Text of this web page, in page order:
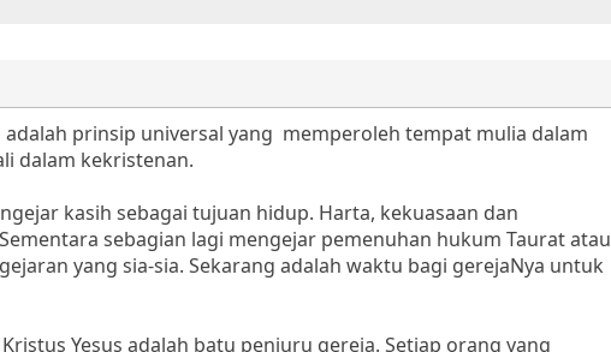
prinsip universal yang memperoleh tempat mulia dalam
dalam kekristenan.
kasih sebagai tujuan hidup. Harta, kekuasaan dan
sebagian lagi mengejar pemenuhan hukum Taurat atau
yang sia-sia. Sekarang adalah waktu bagi gerejaNya untuk
Yesus adalah batu penjuru gereja. Setiap orang yang